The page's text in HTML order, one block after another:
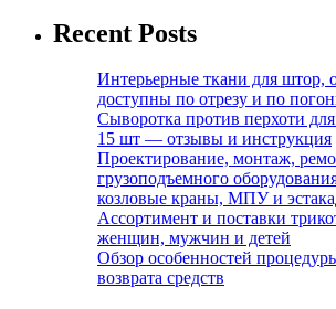
Recent Posts
Интерьерные ткани для штор,
доступны по отрезу и по
Сыворотка против перхоти
15 шт — отзывы и инструкция
Проектирование, монтаж,
грузоподъемного
козловые краны, МПУ и
Ассортимент и поставки
женщин, мужчин и детей
Обзор особенностей
возврата средств